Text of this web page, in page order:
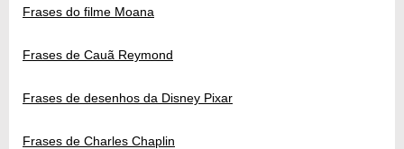
Frases do filme Moana
Frases de Cauã Reymond
Frases de desenhos da Disney Pixar
Frases de Charles Chaplin